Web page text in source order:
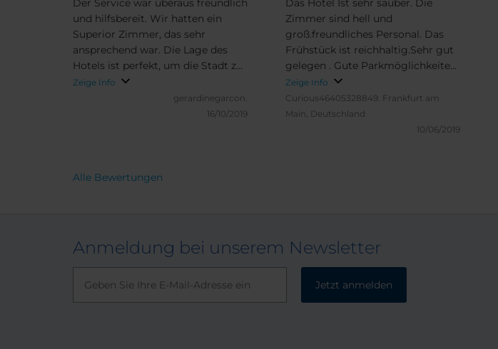
Der Service war überaus freundlich
und hilfsbereit. Wir hatten ein
Superior Zimmer, das sehr
ansprechend war. Die Lage des
Hotels ist perfekt, um die Stadt zu
erkunden. Daß wir für das Parken
separat zahlen mußten, ist wohl
ok, der Valet Parking Service hat
Zeige Info
gerardinegarcon.
16/10/2019
Das Hotel Ist sehr sauber. Die
Zimmer sind hell und
groß.freundliches Personal. Das
Frühstück ist reichhaltig.Sehr gut
gelegen . Gute Parkmöglichkeiten.
Die schöne Altstadt ist gut zu Fuss
zu erreichen .
Zeige Info
Curious46405328849.
Frankfurt am
Main, Deutschland
10/06/2019
Alle Bewertungen
Anmeldung bei unserem Newsletter
Jetzt anmelden